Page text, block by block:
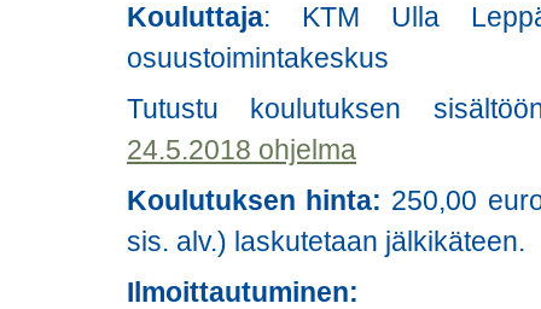
Kouluttaja: KTM Ulla
osuustoimintakeskus
Tutustu koulutuksen
24.5.2018 ohjelma
Koulutuksen hinta: 250,00
sis. alv.) laskutetaan jälkikäteen.